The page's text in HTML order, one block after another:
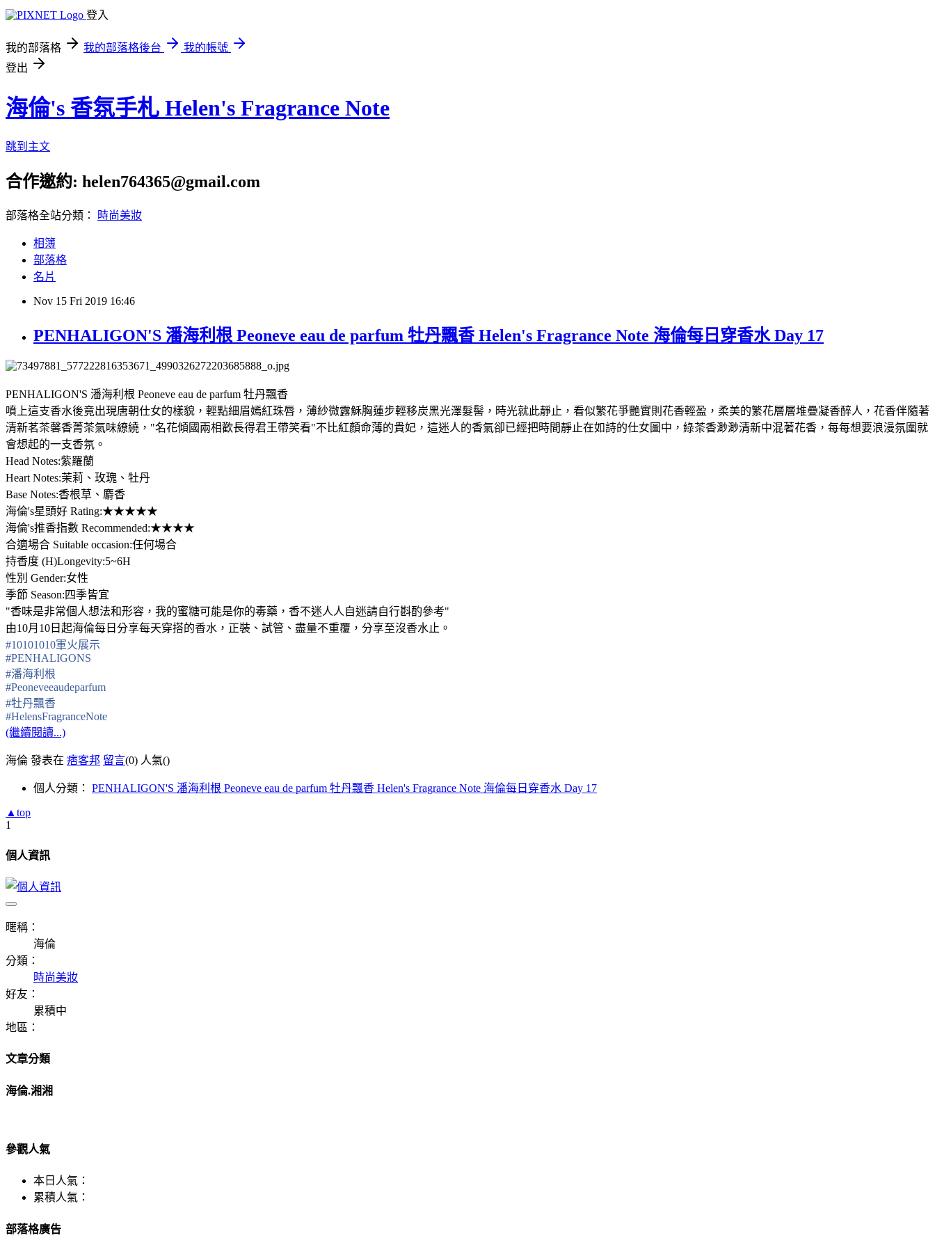
登入
我的部落格 我的部落格後台
我的帳號
登出
海倫's 香氛手札 Helen's Fragrance Note
跳到主文
合作邀約: helen764365@gmail.com
部落格全站分類： 時尚美妝
相簿
部落格
名片
Nov 15 Fri 2019 16:46
PENHALIGON'S 潘海利根 Peoneve eau de parfum 牡丹飄香 Helen's Fragrance Note 海倫每日穿香水 Day 17
PENHALIGON'S 潘海利根 Peoneve eau de parfum 牡丹飄香
噴上這支香水後竟出現唐朝仕女的樣貌，輕點細眉嫣紅珠唇，薄紗微露穌胸蓮步輕移炭黑光澤髮髻，時光就此靜止，看似繁花爭艷實則花香輕盈，柔美的繁花層層堆疊凝香醉人，花香伴隨著
清新茗茶馨香菁茶氣味繚繞，"名花傾國兩相歡長得君王帶笑看"不比紅顏命薄的貴妃，這迷人的香氣卻已經把時間靜止在如詩的仕女圖中，綠茶香渺渺清新中混著花香，每每想要浪漫氛圍就
會想起的一支香氛。
Head Notes:紫羅蘭
Heart Notes:茉莉、玫瑰、牡丹
Base Notes:香根草、麝香
海倫's星頭好 Rating:★★★★★
海倫's推香指數 Recommended:★★★★
合適場合 Suitable occasion:任何場合
持香度 (H)Longevity:5~6H
性別 Gender:女性
季節 Season:四季皆宜
"香味是非常個人想法和形容，我的蜜糖可能是你的毒藥，香不迷人人自迷請自行斟酌參考"
由10月10日起海倫每日分享每天穿搭的香水，正裝、試管、盡量不重覆，分享至沒香水止。
#10101010軍火展示
#PENHALIGONS
#潘海利根
#Peoneveeaudeparfum
#牡丹飄香
#HelensFragranceNote
(繼續閱讀...)
海倫 發表在 痞客邦 留言(0) 人氣()
個人分類： PENHALIGON'S 潘海利根 Peoneve eau de parfum 牡丹飄香 Helen's Fragrance Note 海倫每日穿香水 Day 17
▲top
1
個人資訊
暱稱：
海倫
分類：
時尚美妝
好友：
累積中
地區：
文章分類
海倫.湘湘
參觀人氣
本日人氣：
累積人氣：
部落格廣告